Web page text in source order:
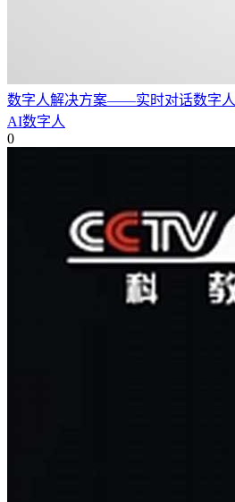
数字人解决方案——实时对话数字人
AI数字人
0